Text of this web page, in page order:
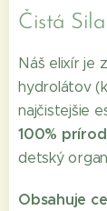
Čistá
Náš elixír je
hydrolátov
najčistejšie
100%
detský
Obsahuje